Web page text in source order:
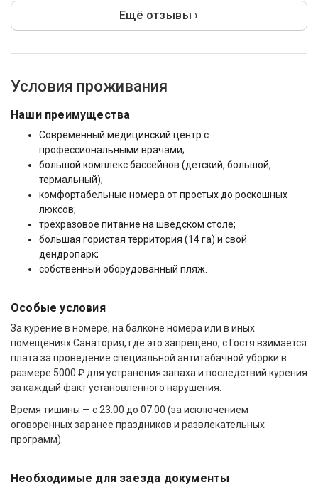
Ещё отзывы ›
Условия проживания
Наши преимущества
Современный медицинский центр с
профессиональными врачами;
большой комплекс бассейнов (детский, большой,
термальный);
комфортабельные номера от простых до роскошных
люксов;
трехразовое питание на шведском столе;
большая гористая территория (14 га) и свой
дендропарк;
собственный оборудованный пляж.
Особые условия
За курение в номере, на балконе номера или в иных
помещениях Санатория, где это запрещено, с Гостя взимается
плата за проведение специальной антитабачной уборки в
размере 5000 ₽ для устранения запаха и последствий курения
за каждый факт установленного нарушения.
Время тишины — с 23:00 до 07:00 (за исключением
оговоренных заранее праздников и развлекательных
программ).
Необходимые для заезда документы